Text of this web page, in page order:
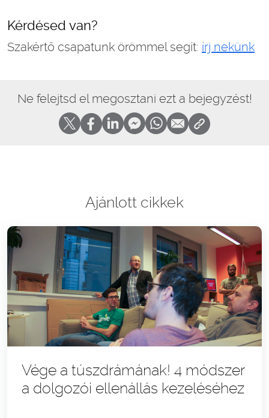
Kérdésed van?
Szakértő csapatunk örömmel segít: írj nekünk
Ne felejtsd el megosztani ezt a bejegyzést!
Ajánlott cikkek
Vége a túszdrámának! 4 módszer
a dolgozói ellenállás kezeléséhez